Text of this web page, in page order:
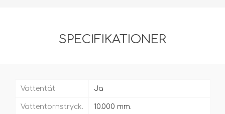
SPECIFIKATIONER
Vattentät Ja
Vattentornstryck. 10.000 mm.